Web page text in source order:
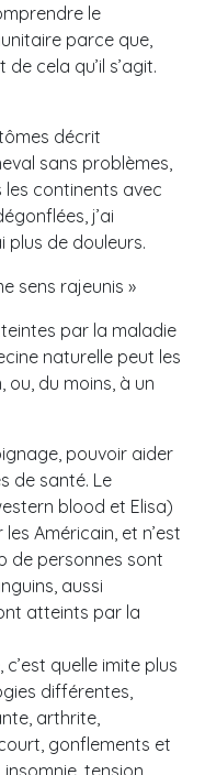
le
parce que,
cela qu’il s’agit.
décrit
sans problèmes,
continents avec
j’ai
plus de douleurs.
sens rajeunis »
par la maladie
naturelle peut les
ou, du moins, à un
pouvoir aider
de santé. Le
blood et Elisa)
Américain, et n’est
de personnes sont
aussi
atteints par la
quelle imite plus
différentes,
arthrite,
gonflements et
tension